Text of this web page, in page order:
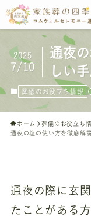
通夜
しい
2025
7/10
葬儀のお役立ち情報
ホーム
葬儀のお役立ち
通夜の塩の使い方を徹底解
通夜の際に玄
たことがある